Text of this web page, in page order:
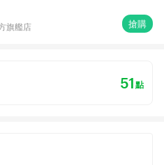
旗艦店 搶購
51點